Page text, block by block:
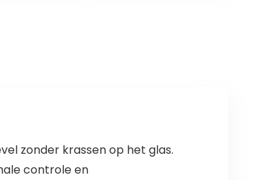
zonder krassen op het glas.
controle en